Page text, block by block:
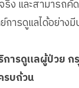
ง และสามารถคั
การดูแลได้อย่าง
การดูแลผู้ป่วย ก
รบถ้วน